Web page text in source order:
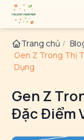
Trang chủ /
Gen Z Trong Thị
Dụng
Gen Z
Đặc Điểm